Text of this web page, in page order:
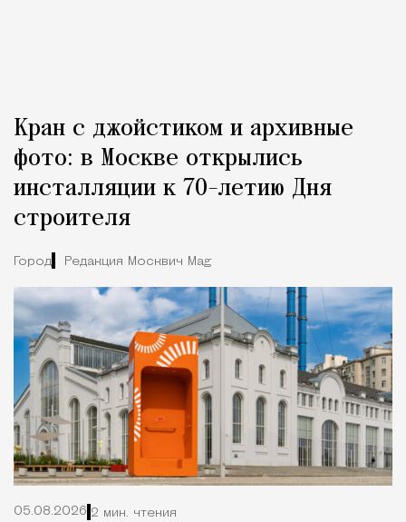
Кран с джойстиком и архивные
фото: в Москве открылись
инсталляции к 70-летию Дня
строителя
Город Редакция Москвич Mag
05.08.2026 2 мин. чтения